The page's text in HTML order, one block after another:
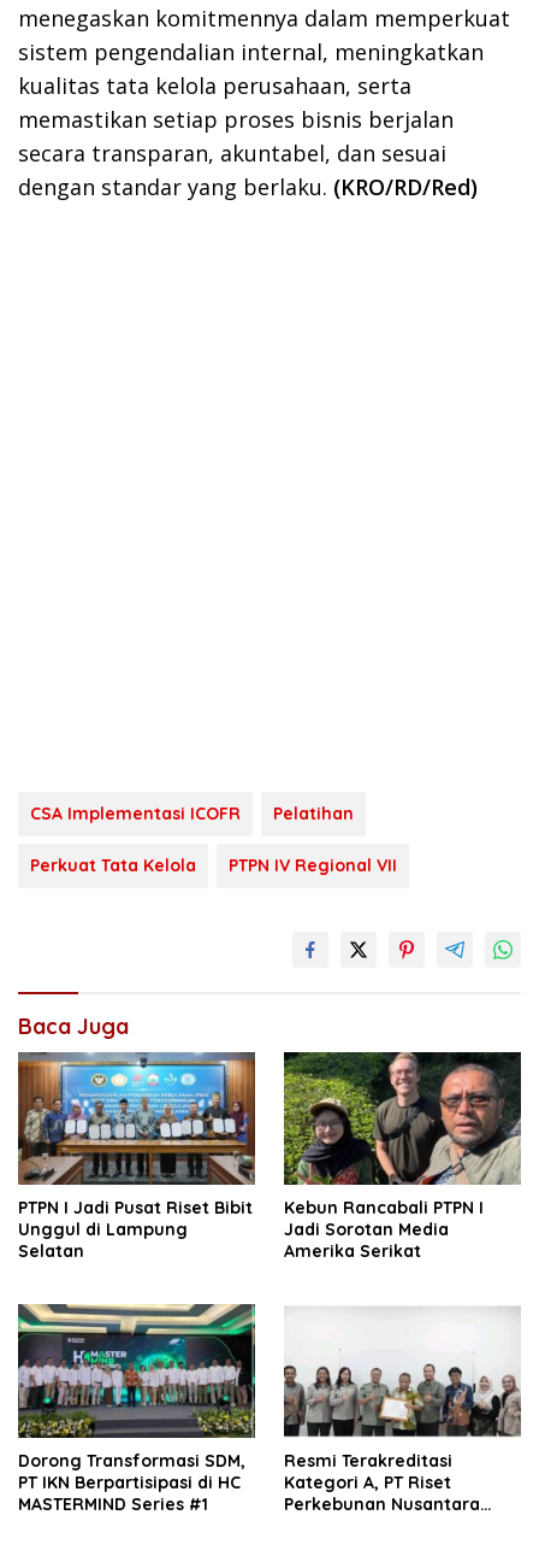
menegaskan komitmennya dalam memperkuat
sistem pengendalian internal, meningkatkan
kualitas tata kelola perusahaan, serta
memastikan setiap proses bisnis berjalan
secara transparan, akuntabel, dan sesuai
dengan standar yang berlaku. (KRO/RD/Red)
CSA Implementasi ICOFR Pelatihan
Perkuat Tata Kelola PTPN IV Regional VII
Baca Juga
PTPN I Jadi Pusat Riset Bibit
Unggul di Lampung
Selatan
Kebun Rancabali PTPN I
Jadi Sorotan Media
Amerika Serikat
Dorong Transformasi SDM,
PT IKN Berpartisipasi di HC
MASTERMIND Series #1
Resmi Terakreditasi
Kategori A, PT Riset
Perkebunan Nusantara